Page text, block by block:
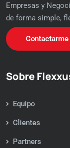
Empresas y
de forma simple,
Contactarme
Sobre
Equipo
Clientes
Partners